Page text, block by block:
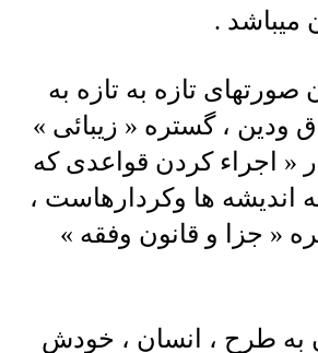
میباشد .
تازه به تازه به
ودین ، گستره « زیبائی »
« اجراء کردن قواعدی که
اندیشه ها وکردارهاست ،
« جزا و قانون وفقه »
به طرح ، انسان ، خودش